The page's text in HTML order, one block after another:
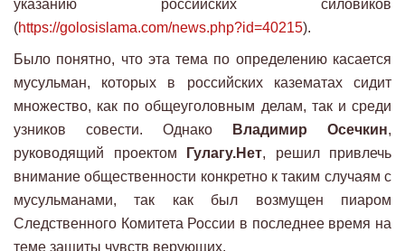
указанию российских силовиков
(https://golosislama.com/news.php?id=40215).
Было понятно, что эта тема по определению касается
мусульман, которых в российских казематах сидит
множество, как по общеуголовным делам, так и среди
узников совести. Однако
Владимир Осечкин,
руководящий проектом
Гулагу.Нет, решил привлечь
внимание общественности конкретно к таким случаям с
мусульманами, так как был возмущен пиаром
Следственного Комитета России в последнее время на
теме защиты чувств верующих.